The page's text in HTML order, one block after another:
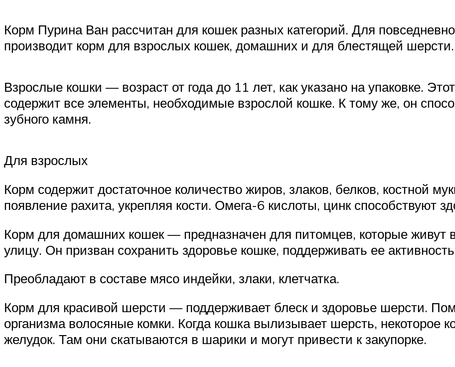
Корм Пурина Ван рассчитан для кошек разных категорий. Для
производит корм для взрослых кошек, домашних и для блестящей шерсти.
Взрослые кошки — возраст от года до 11 лет, как указано на упаковке.
содержит все элементы, необходимые взрослой кошке. К тому же, он
зубного камня.
Для взрослых
Корм содержит достаточное количество жиров, злаков, белков, костной
появление рахита, укрепляя кости. Омега-6 кислоты, цинк способствуют
Корм для домашних кошек — предназначен для питомцев, которые живут
улицу. Он призван сохранить здоровье кошке, поддерживать ее
Преобладают в составе мясо индейки, злаки, клетчатка.
Корм для красивой шерсти — поддерживает блеск и здоровье шерсти.
организма волосяные комки. Когда кошка вылизывает шерсть, некоторое
желудок. Там они скатываются в шарики и могут привести к закупорке.